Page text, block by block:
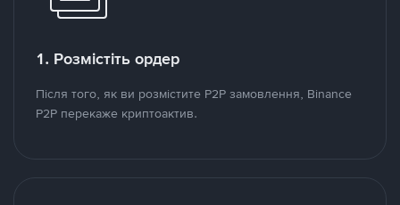
1. Розмістіть ордер
Після того, як ви розмістите P2P замовлення, Binance
P2P перекаже криптоактив.